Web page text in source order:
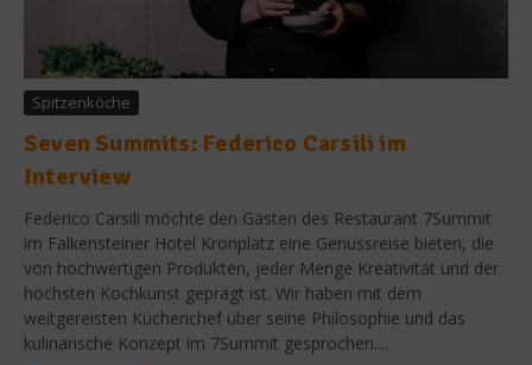
Spitzenköche
Seven Summits: Federico Carsili im
Interview
Federico Carsili möchte den Gästen des Restaurant 7Summit
im Falkensteiner Hotel Kronplatz eine Genussreise bieten, die
von hochwertigen Produkten, jeder Menge Kreativität und der
höchsten Kochkunst geprägt ist. Wir haben mit dem
weitgereisten Küchenchef über seine Philosophie und das
kulinarische Konzept im 7Summit gesprochen....